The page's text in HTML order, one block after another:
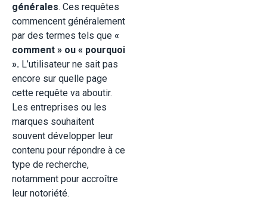
générales. Ces requêtes
commencent généralement
par des termes tels que «
comment » ou « pourquoi
». L’utilisateur ne sait pas
encore sur quelle page
cette requête va aboutir.
Les entreprises ou les
marques souhaitent
souvent développer leur
contenu pour répondre à ce
type de recherche,
notamment pour accroître
leur notoriété.